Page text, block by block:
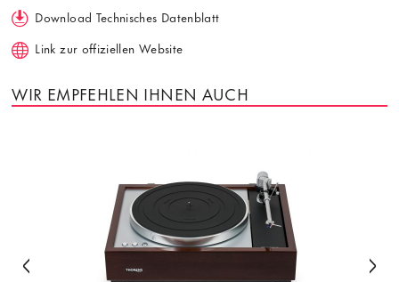
Download Technisches Datenblatt
Link zur offiziellen Website
WIR EMPFEHLEN IHNEN AUCH